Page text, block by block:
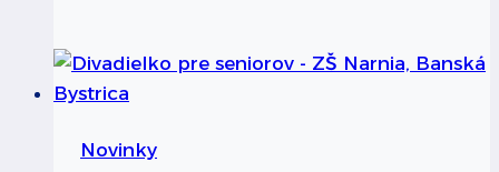
na
Novinky